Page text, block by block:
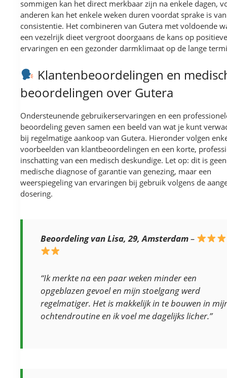
sommigen kan het direct merkbaar zijn na enkele dagen,
anderen kan het enkele weken duren voordat sprake is van
consistentie. Het combineren van Gutera met voldoende
een vezelrijk dieet vergroot doorgaans de kans op positieve
ervaringen en een gezonder darmklimaat op de lange
Klantenbeoordelingen en
beoordelingen over Gutera
Ondersteunende gebruikerservaringen en een
beoordeling geven samen een beeld van wat je kunt
bij regelmatige aankoop van Gutera. Hieronder volgen
voorbeelden van klantbeoordelingen en een korte,
inschatting van een medisch deskundige. Let op: dit is geen
medische diagnose of garantie van genezing, maar een
weerspiegeling van ervaringen bij gebruik volgens de
dosering.
Beoordeling van Lisa, 29, Amsterdam–
“Ik merkte na een paar weken minder een
opgeblazen gevoel en mijn stoelgang werd
regelmatiger. Het is makkelijk in te bouwen in
ochtendroutine en ik voel me dagelijks licher.”